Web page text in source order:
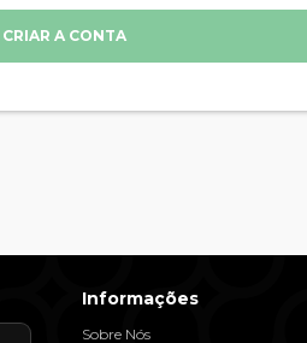
CRIAR A CONTA
Informações
Sobre Nós